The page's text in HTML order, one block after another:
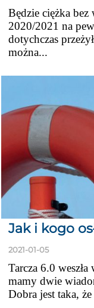
Będzie ciężka
2020/2021 na
dotychczas
można...
Jak i kogo
2021-01-05
Tarcza 6.0
mamy dwie
Dobra jest taka,